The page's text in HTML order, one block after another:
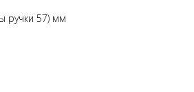
ручки 57) мм